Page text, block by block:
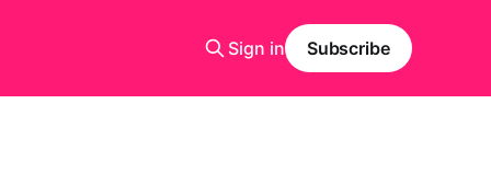
Sign in Subscribe